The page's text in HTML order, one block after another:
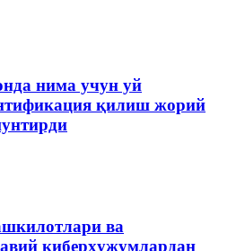
нима учун уй
қилиш жорий
ва
киберҳужумлардан